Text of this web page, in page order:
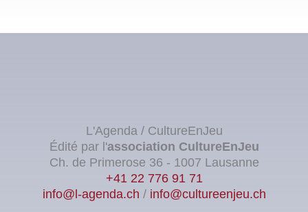
L'Agenda / CultureEnJeu
Édité par l'association CultureEnJeu
Ch. de Primerose 36 - 1007 Lausanne
+41 22 776 91 71
info@l-agenda.ch / info@cultureenjeu.ch